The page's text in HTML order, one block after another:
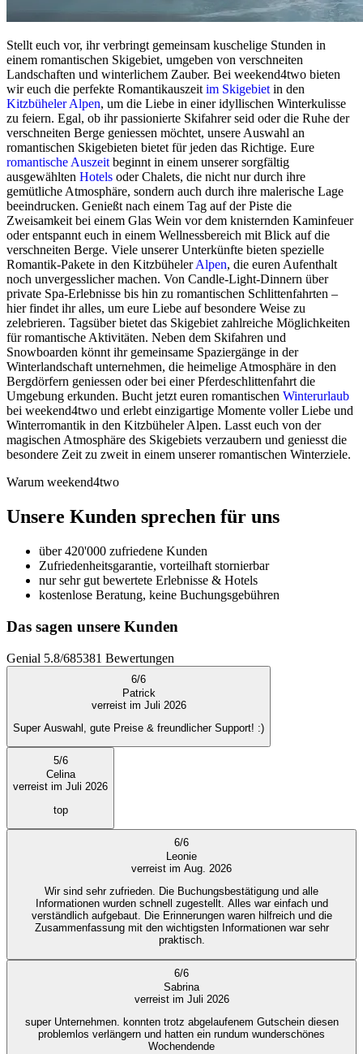
Stellt euch vor, ihr verbringt gemeinsam kuschelige Stunden in
einem romantischen Skigebiet, umgeben von verschneiten
Landschaften und winterlichem Zauber. Bei weekend4two bieten
wir euch die perfekte Romantikauszeitim Skigebietin den
Kitzbüheler Alpen, um die Liebe in einer idyllischen Winterkulisse
zu feiern. Egal, ob ihr passionierte Skifahrer seid oder die Ruhe der
verschneiten Berge geniessen möchtet, unsere Auswahl an
romantischen Skigebieten bietet für jeden das Richtige. Eure
romantische Auszeitbeginnt in einem unserer sorgfältig
ausgewählten Hotels oder Chalets, die nicht nur durch ihre
gemütliche Atmosphäre, sondern auch durch ihre malerische Lage
beeindrucken. Genießt nach einem Tag auf der Piste die
Zweisamkeit bei einem Glas Wein vor dem knisternden Kaminfeuer
oder entspannt euch in einem Wellnessbereich mit Blick auf die
verschneiten Berge. Viele unserer Unterkünfte bieten spezielle
Romantik-Pakete in den KitzbühelerAlpen, die euren Aufenthalt
noch unvergesslicher machen. Von Candle-Light-Dinnern über
private Spa-Erlebnisse bis hin zu romantischen Schlittenfahrten –
hier findet ihr alles, um eure Liebe auf besondere Weise zu
zelebrieren. Tagsüber bietet das Skigebiet zahlreiche Möglichkeiten
für romantische Aktivitäten. Neben dem Skifahren und
Snowboarden könnt ihr gemeinsame Spaziergänge in der
Winterlandschaft unternehmen, die heimelige Atmosphäre in den
Bergdörfern geniessen oder bei einer Pferdeschlittenfahrt die
Umgebung erkunden. Bucht jetzt euren romantischen Winterurlaub
bei weekend4two und erlebt einzigartige Momente voller Liebe und
Winterromantik in den Kitzbüheler Alpen. Lasst euch von der
magischen Atmosphäre des Skigebiets verzaubern und geniesst die
besondere Zeit zu zweit in einem unserer romantischen Winterziele.
Warum weekend4two
Unsere Kunden sprechen für uns
über 420'000 zufriedene Kunden
Zufriedenheitsgarantie, vorteilhaft stornierbar
nur sehr gut bewertete Erlebnisse & Hotels
kostenlose Beratung, keine Buchungsgebühren
Das sagen unsere Kunden
Genial 5.8/685381 Bewertungen
6/6
Patrick
verreist im Juli 2026
Super Auswahl, gute Preise & freundlicher Support! :)
5/6
Celina
verreist im Juli 2026
top
6/6
Leonie
verreist im Aug. 2026
Wir sind sehr zufrieden. Die Buchungsbestätigung und alle
Informationen wurden schnell zugestellt. Alles war einfach und
verständlich aufgebaut. Die Erinnerungen waren hilfreich und die
Zusammenfassung mit den wichtigsten Informationen war sehr
praktisch.
6/6
Sabrina
verreist im Juli 2026
super Unternehmen. konnten trotz abgelaufenem Gutschein diesen
problemlos verlängern und hatten ein rundum wunderschönes
Wochendende